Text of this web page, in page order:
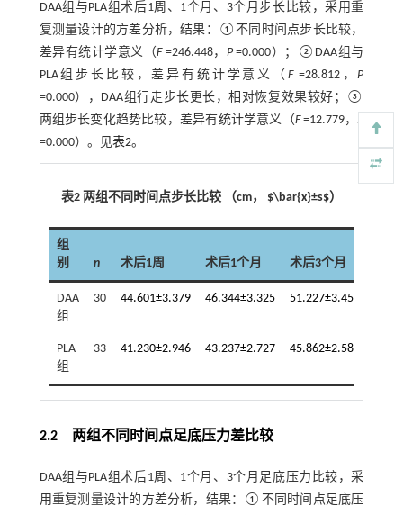
DAA组与PLA组术后1周、1个月、3个月步长比较，采用重
复测量设计的方差分析，结果：①不同时间点步长比较，
差异有统计学意义（F=246.448， P=0.000）；②DAA组与
PLA组步长比较，差异有统计学意义（ F=28.812，P
=0.000），DAA组行走步长更长，相对恢复效果较好；③
两组步长变化趋势比较，差异有统计学意义（F=12.779，P
=0.000）。见表2。
表2 两组不同时间点步长比较 （cm， $\bar{x}±s$）
组
别
n 术后1周 术后1个月 术后3个月
DAA
组
30 44.601±3.379 46.344±3.325 51.227±3.450
PLA
组
33 41.230±2.946 43.237±2.727 45.862±2.582
2.2 两组不同时间点足底压力差比较
DAA组与PLA组术后1周、1个月、3个月足底压力比较，采
用重复测量设计的方差分析，结果：①不同时间点足底压